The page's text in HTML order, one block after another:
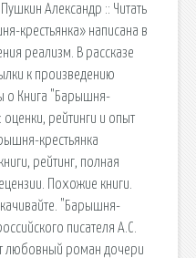
Александр :: Читать
крестьянка» написана в
реализм. В рассказе
к произведению
о Книга "Барышня-
рейтинги и опыт
крестьянка
рейтинг, полная
Похожие книги.
"Барышня-
писателя А.С.
любовный роман дочери